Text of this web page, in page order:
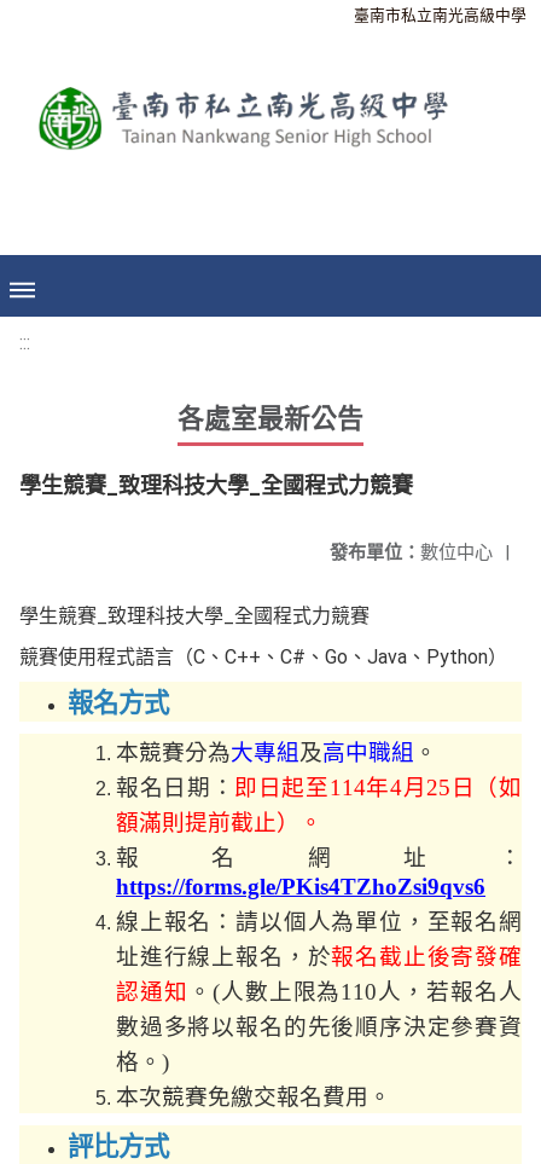
臺南市私立南光高級中學
:::
各處室最新公告
學生競賽_致理科技大學_全國程式力競賽
發布單位： 數位中心 |
學生競賽_致理科技大學_全國程式力競賽
競賽使用程式語言（C、C++、C#、Go、Java、Python）
報名方式
本競賽分為大專組及高中職組 。
報名日期： 即日起至114年4月 25 日（如
額滿則提前截止）
。
報名網址：
https://forms.gle/PKis4TZhoZsi9qvs6
線上報名：請以個人為單位，至報名網
址進行線上報名，於報名截止後寄發確
認通知 。 (人數上限為110人，若報名人
數過多將以報名的先後順序決定參賽資
格。 )
本次競賽免繳交報名費用。
評比方式